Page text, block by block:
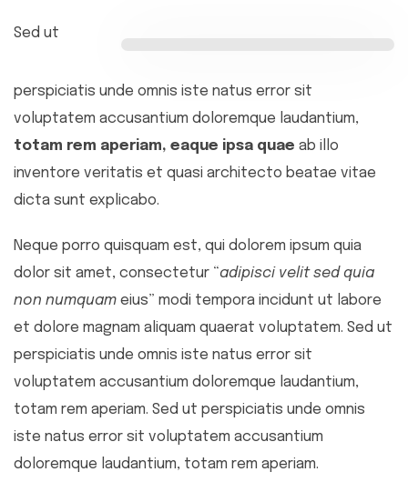
Sed ut
perspiciatis unde omnis iste natus error sit
voluptatem accusantium doloremque laudantium,
totam rem aperiam, eaque ipsa quae ab illo
inventore veritatis et quasi architecto beatae vitae
dicta sunt explicabo.
Neque porro quisquam est, qui dolorem ipsum quia
dolor sit amet, consectetur “adipisci velit sed quia
non numquam eius” modi tempora incidunt ut labore
et dolore magnam aliquam quaerat voluptatem. Sed ut
perspiciatis unde omnis iste natus error sit
voluptatem accusantium doloremque laudantium,
totam rem aperiam. Sed ut perspiciatis unde omnis
iste natus error sit voluptatem accusantium
doloremque laudantium, totam rem aperiam.